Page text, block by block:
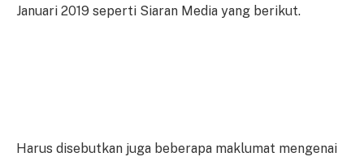
Januari 2019 seperti Siaran Media yang berikut.
Harus disebutkan juga beberapa maklumat mengenai